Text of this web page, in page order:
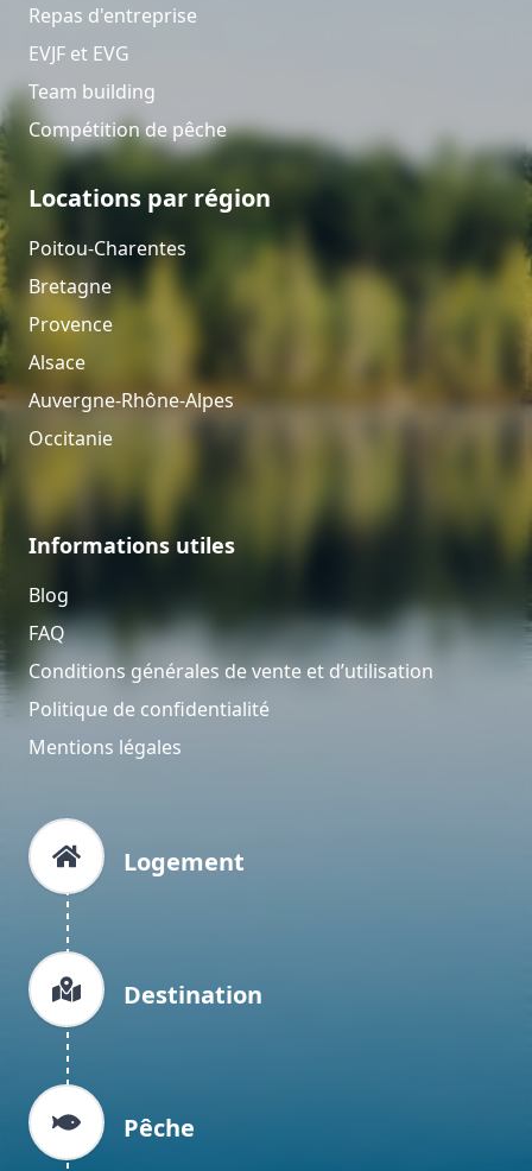
Repas d'entreprise
EVJF et EVG
Team building
Compétition de pêche
Locations par région
Poitou-Charentes
Bretagne
Provence
Alsace
Auvergne-Rhône-Alpes
Occitanie
Informations utiles
Blog
FAQ
Conditions générales de vente et d’utilisation
Politique de confidentialité
Mentions légales
Logement
Destination
Pêche